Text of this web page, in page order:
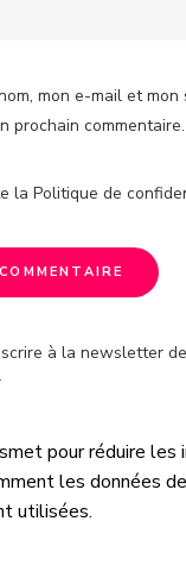
mon e-mail et mon
prochain commentaire.
la Politique de
à la newsletter de
pour réduire les
les données
utilisées.